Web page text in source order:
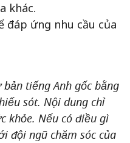
khác.
đáp ứng nhu cầu của
tiếng Anh gốc bằng
sót. Nội dung chỉ
khỏe. Nếu có điều gì
đội ngũ chăm sóc của